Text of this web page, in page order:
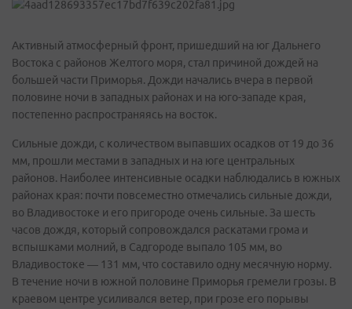
Активный атмосферный фронт, пришедший на юг Дальнего
Востока с районов Желтого моря, стал причиной дождей на
большей части Приморья. Дожди начались вчера в первой
половине ночи в западных районах и на юго-западе края,
постепенно распространяясь на восток.
Сильные дожди, с количеством выпавших осадков от 19 до 36
мм, прошли местами в западных и на юге центральных
районов. Наиболее интенсивные осадки наблюдались в южных
районах края: почти повсеместно отмечались сильные дожди,
во Владивостоке и его пригороде очень сильные. За шесть
часов дождя, который сопровождался раскатами грома и
вспышками молний, в Садгороде выпало 105 мм, во
Владивостоке — 131 мм, что составило одну месячную норму.
В течение ночи в южной половине Приморья гремели грозы. В
краевом центре усиливался ветер, при грозе его порывы